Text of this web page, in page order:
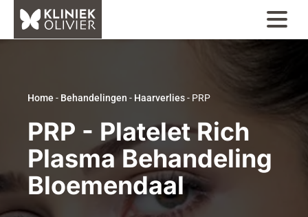
Home - Behandelingen - Haarverlies- PRP
PRP - Platelet Rich
Plasma Behandeling
Bloemendaal